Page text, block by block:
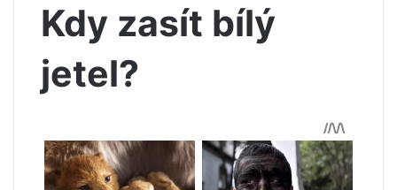
Kdy zasít bílý
jetel?